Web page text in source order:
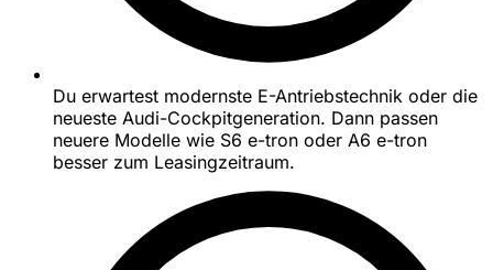
Du erwartest modernste E-Antriebstechnik oder die
neueste Audi-Cockpitgeneration. Dann passen
neuere Modelle wie S6 e-tron oder A6 e-tron
besser zum Leasingzeitraum.